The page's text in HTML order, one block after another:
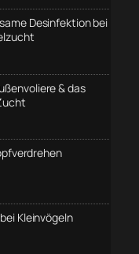
Desinfektion bei
& das
Kleinvögeln